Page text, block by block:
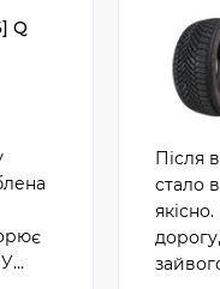
Q
Після
стало